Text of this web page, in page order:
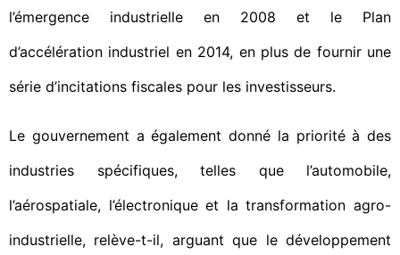
l’émergence industrielle en 2008 et le Plan
d’accélération industriel en 2014, en plus de fournir une
série d’incitations fiscales pour les investisseurs.
Le gouvernement a également donné la priorité à des
industries spécifiques, telles que l’automobile,
l’aérospatiale, l’électronique et la transformation agro-
industrielle, relève-t-il, arguant que le développement